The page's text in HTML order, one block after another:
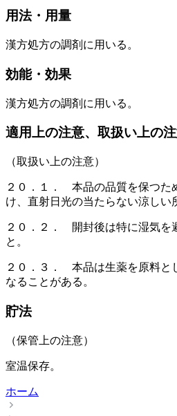
用法・用量
漢方処方の調剤に用いる。
効能・効果
漢方処方の調剤に用いる。
適用上の注意、取扱い上の
（取扱い上の注意）
２０．１． 本品の品質を保つた
け、直射日光の当たらない涼しい
２０．２． 開封後は特に湿気を
と。
２０．３． 本品は生薬を原料と
なることがある。
貯法
（保管上の注意）
室温保存。
ホーム